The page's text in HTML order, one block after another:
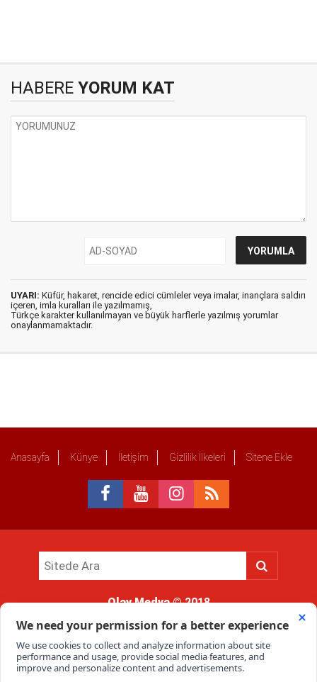
HABERE YORUM KAT
UYARI: Küfür, hakaret, rencide edici cümleler veya imalar, inançlara saldırı
içeren, imla kuralları ile yazılmamış,
Türkçe karakter kullanılmayan ve büyük harflerle yazılmış yorumlar
onaylanmamaktadır.
Anasayfa Künye İletişim Gizlilik İlkeleri Sitene Ekle
Olay Medya© 2018
kullanımı hukuki yaptırıma tabidir.